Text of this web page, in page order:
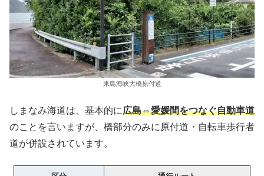
来島海峡大橋原付道
しまなみ海道は、基本的に広島⇔愛媛間をつなぐ自動車道
のことを言いますが、橋部分のみに原付道・自転車歩行者
道が併設されています。